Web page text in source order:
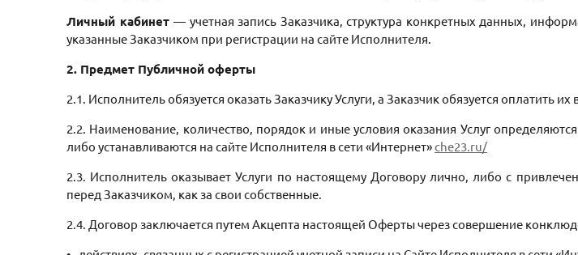
Личный кабинет— учетная запись Заказчика, структура конкретных данных,
указанные Заказчиком при регистрации на сайте Исполнителя.
2. Предмет Публичной оферты
2.1. Исполнитель обязуется оказать Заказчику Услуги, а Заказчик обязуется
2.2. Наименование, количество, порядок и иные условия оказания Услуг
либо устанавливаются на сайте Исполнителя в сети «Интернет»che23.ru/
2.3. Исполнитель оказывает Услуги по настоящему Договору лично, либо с
перед Заказчиком, как за свои собственные.
2.4. Договор заключается путем Акцепта настоящей Оферты через совершение